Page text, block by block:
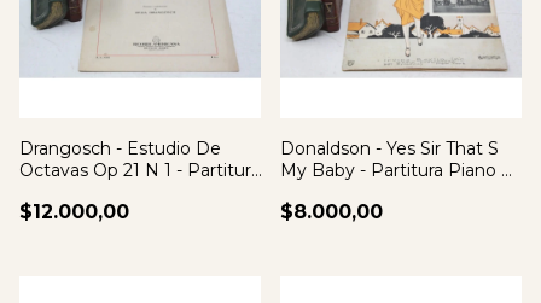
Drangosch - Estudio De
Octavas Op 21 N 1 - Partitura
$12.000,00
Donaldson - Yes Sir That S
My Baby - Partitura Piano Y
$8.000,00